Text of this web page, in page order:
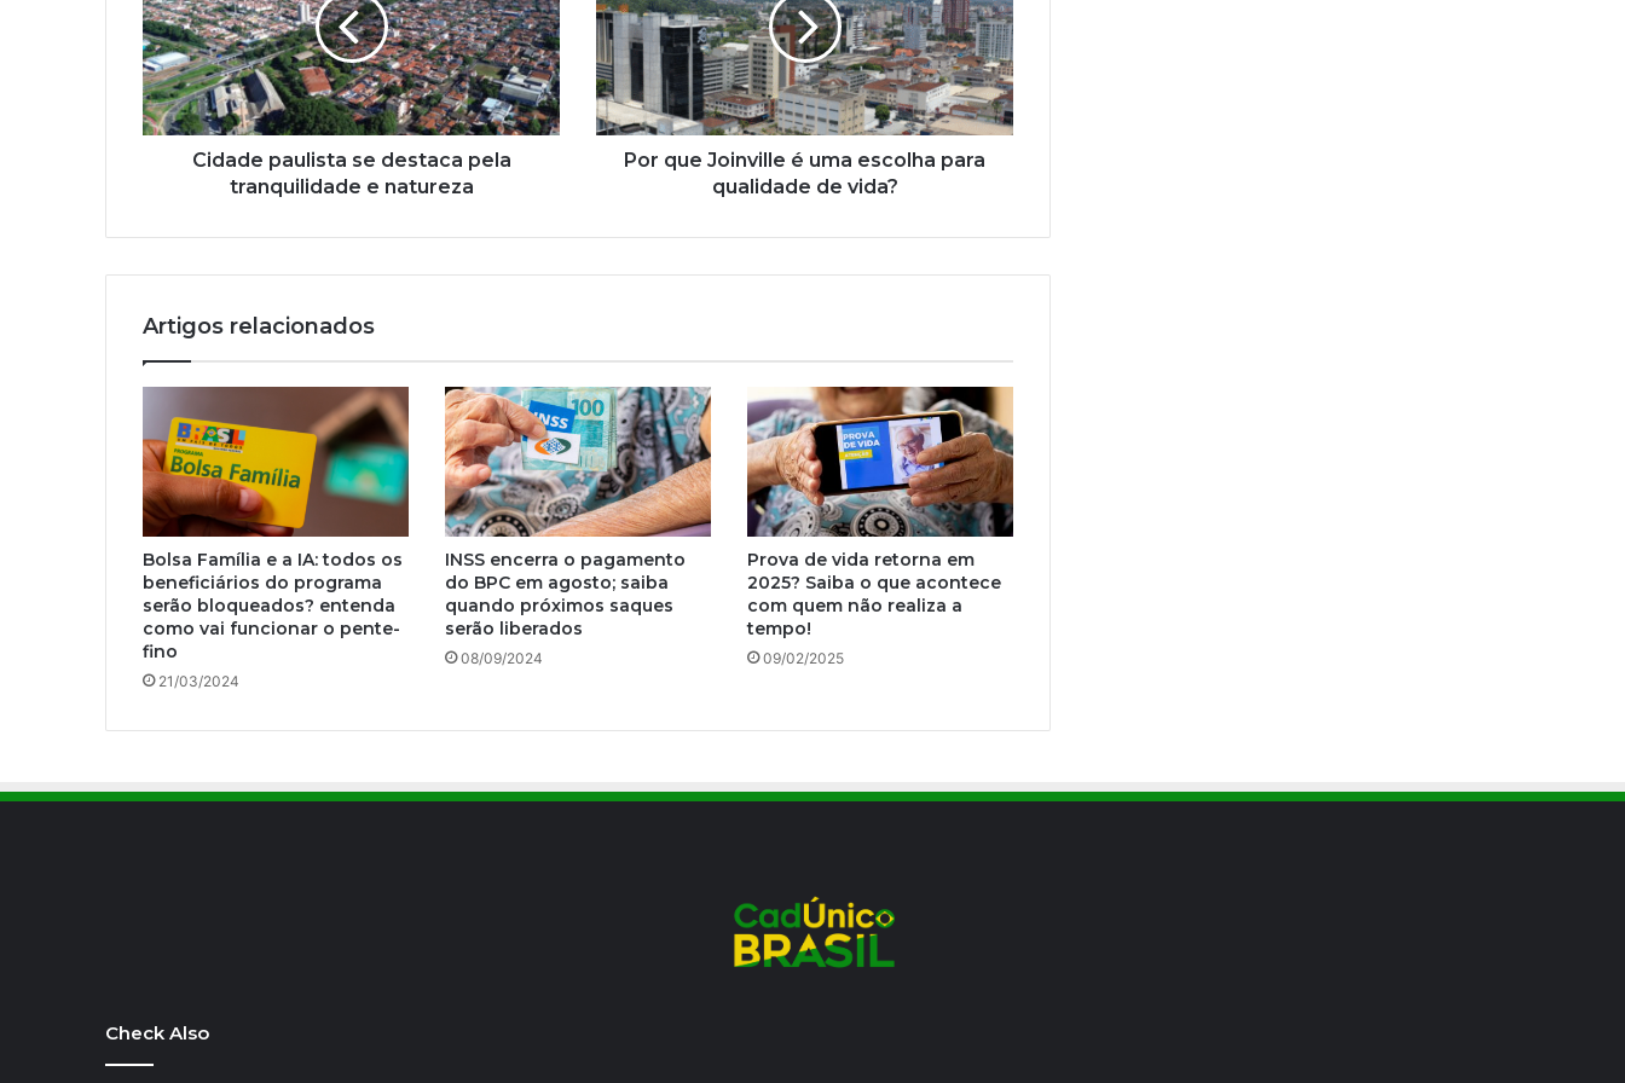
destaca
pela
tranquilidade
e
natureza
Cidade paulista se destaca pela
tranquilidade e natureza
é
uma
escolha
para
qualidade
de
vida?Por que Joinville é uma escolha para
qualidade de vida?
Artigos relacionados
Bolsa Família e a IA: todos os
beneficiários do programa
serão bloqueados? entenda
como vai funcionar o pente-
fino
21/03/2024
INSS encerra o pagamento
do BPC em agosto; saiba
quando próximos saques
serão liberados
08/09/2024
Prova de vida retorna em
2025? Saiba o que acontece
com quem não realiza a
tempo!
09/02/2025
Check Also